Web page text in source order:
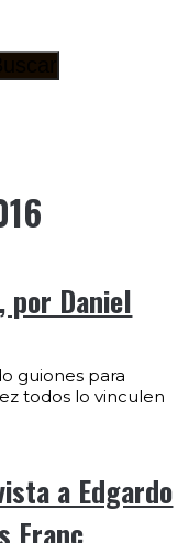
por Daniel
guiones para
todos lo vinculen
a Edgardo
Franc